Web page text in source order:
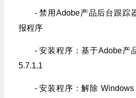
- 禁用Adobe产品后台跟踪
报程序
- 安装程序：基于Adob​​e产
5.7.1.1
- 安装程序：解除